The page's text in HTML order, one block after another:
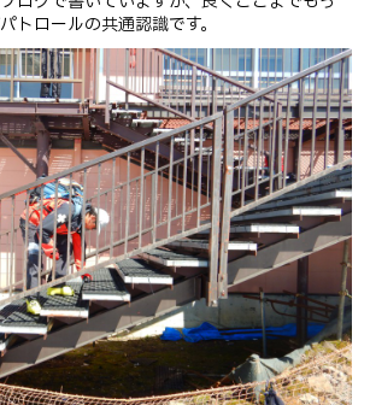
トロールの共通認識です。